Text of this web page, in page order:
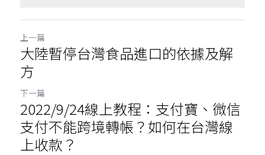
上一篇
大陸暫停台灣食品進口的依據及解
方
下一篇
2022/9/24線上教程：支付寶、微信
支付不能跨境轉帳？如何在台灣線
上收款？